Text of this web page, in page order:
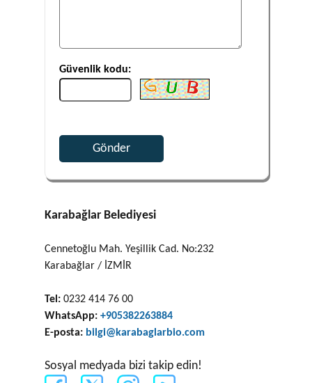
Güvenlik kodu:
Karabağlar Belediyesi
Cennetoğlu Mah. Yeşillik Cad. No:232
Karabağlar / İZMİR
Tel: 0232 414 76 00
WhatsApp: +905382263884
E-posta: bilgi@karabaglarbio.com
Sosyal medyada bizi takip edin!